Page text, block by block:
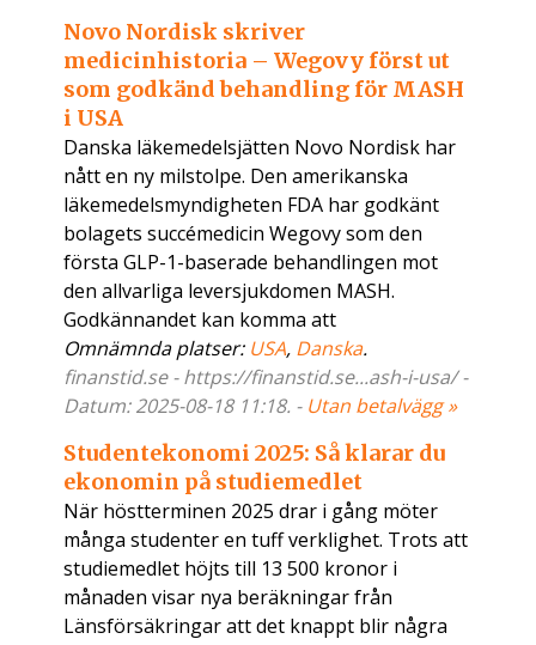
Novo Nordisk skriver
medicinhistoria – Wegovy först ut
som godkänd behandling för MASH
i USA
Danska läkemedelsjätten Novo Nordisk har
nått en ny milstolpe. Den amerikanska
läkemedelsmyndigheten FDA har godkänt
bolagets succémedicin Wegovy som den
första GLP-1-baserade behandlingen mot
den allvarliga leversjukdomen MASH.
Godkännandet kan komma att
Omnämnda platser: USA, Danska.
finanstid.se - https://finanstid.se...ash-i-usa/ -
Datum: 2025-08-18 11:18. - Utan betalvägg »
Studentekonomi 2025: Så klarar du
ekonomin på studiemedlet
När höstterminen 2025 drar i gång möter
många studenter en tuff verklighet. Trots att
studiemedlet höjts till 13 500 kronor i
månaden visar nya beräkningar från
Länsförsäkringar att det knappt blir några